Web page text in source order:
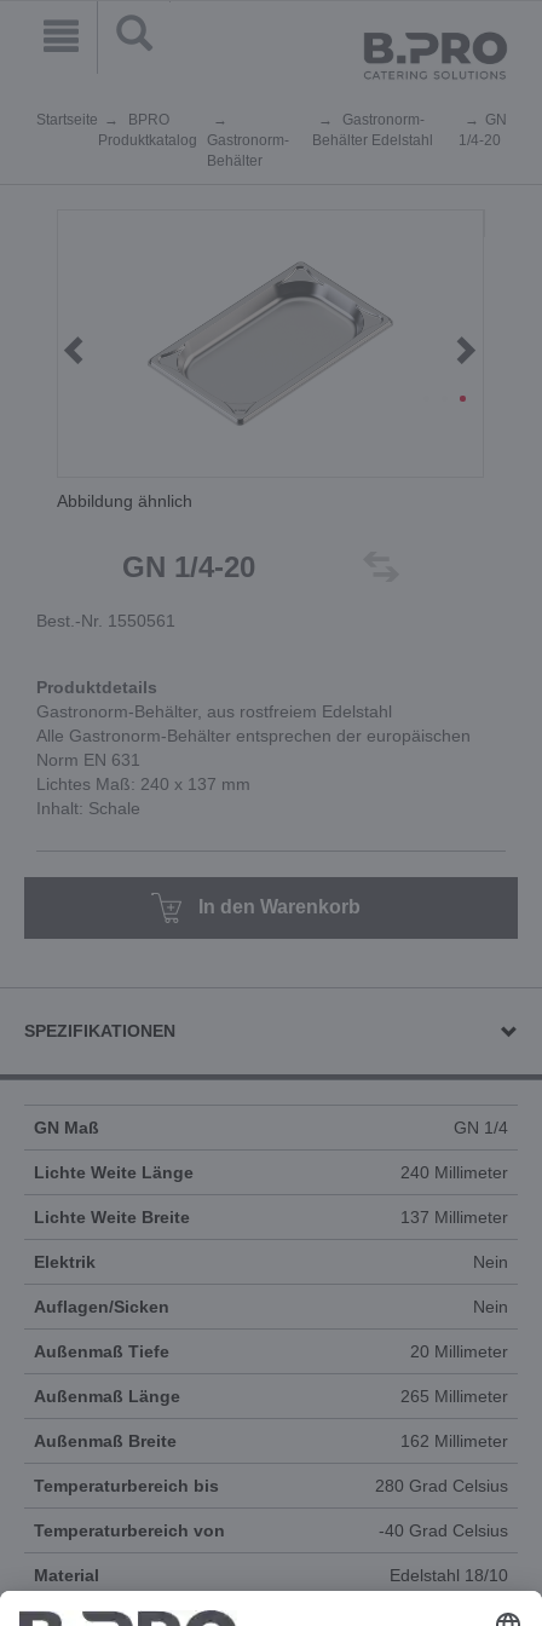
Startseite
BPRO
Produktkatalog
Gastronorm-
Behälter
Gastronorm-
Behälter Edelstahl
GN
1/4-20
Abbildung ähnlich
GN 1/4-20
Best.-Nr. 1550561
Produktdetails
Gastronorm-Behälter, aus rostfreiem Edelstahl
Alle Gastronorm-Behälter entsprechen der europäischen
Norm EN 631
Lichtes Maß: 240 x 137 mm
Inhalt: Schale
In den Warenkorb
SPEZIFIKATIONEN
GN Maß GN 1/4
Lichte Weite Länge 240 Millimeter
Lichte Weite Breite 137 Millimeter
Elektrik Nein
Auflagen/Sicken Nein
Außenmaß Tiefe 20 Millimeter
Außenmaß Länge 265 Millimeter
Außenmaß Breite 162 Millimeter
Temperaturbereich bis 280 Grad Celsius
Temperaturbereich von -40 Grad Celsius
Material Edelstahl 18/10
Produktgruppe Gastronorm-System